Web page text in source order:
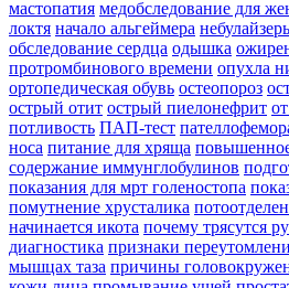
мастопатия медобследование для
локтя начало альгеймера
обследование сердца одышка
протромбинового времени опухла
ортопедическая обувь остеопороз
острый отит острый пиелонефрит
потливость ПАП-тест
носа питание для хряща
содержание иммунглобулинов
показания для мрт голеностопа
помутнение хрусталика
начинается икота почему трясутся
диагностика признаки
мышцах таза причины